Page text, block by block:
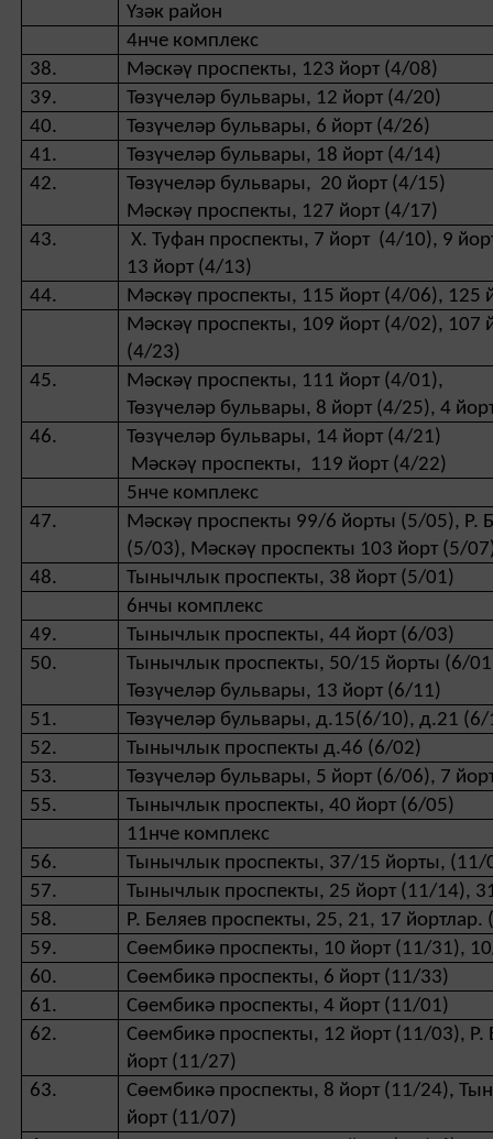
Үзәк район
4нче комплекс
38.
Мәскәү проспекты, 123 йорт (4/08)
39.
Төзүчеләр бульвары, 12 йорт (4/20)
40.
Төзүчеләр бульвары, 6 йорт (4/26)
41.
Төзүчеләр бульвары, 18 йорт (4/14)
42.
Төзүчеләр бульвары, 20 йорт (4/15)
Мәскәү проспекты, 127 йорт (4/17)
43.
Х. Туфан проспекты, 7 йорт (4/10), 9
13 йорт (4/13)
44.
Мәскәү проспекты, 115 йорт (4/06), 125
Мәскәү проспекты, 109 йорт (4/02), 107
(4/23)
45.
Мәскәү проспекты, 111 йорт (4/01),
Төзүчеләр бульвары, 8 йорт (4/25), 4
46.
Төзүчеләр бульвары, 14 йорт (4/21)
Мәскәү проспекты, 119 йорт (4/22)
5нче комплекс
47.
Мәскәү проспекты 99/6 йорты (5/05), Р.
(5/03), Мәскәү проспекты 103 йорт (5/
48.
Тынычлык проспекты, 38 йорт (5/01)
6нчы комплекс
49.
Тынычлык проспекты, 44 йорт (6/03)
50.
Тынычлык проспекты, 50/15 йорты (6/
Төзүчеләр бульвары, 13 йорт (6/11)
51.
Төзүчеләр бульвары, д.15(6/10), д.21
52.
Тынычлык проспекты д.46 (6/02)
53.
Төзүчеләр бульвары, 5 йорт (6/06), 7
55.
Тынычлык проспекты, 40 йорт (6/05)
11нче комплекс
56.
Тынычлык проспекты, 37/15 йорты,
57.
Тынычлык проспекты, 25 йорт (11/14),
58.
Р. Беляев проспекты, 25, 21, 17
59.
Сөембикә проспекты, 10 йорт (11/31),
60.
Сөембикә проспекты, 6 йорт (11/33)
61.
Сөембикә проспекты, 4 йорт (11/01)
62.
Сөембикә проспекты, 12 йорт (11/03), Р.
йорт (11/27)
63.
Сөембикә проспекты, 8 йорт (11/24),
йорт (11/07)